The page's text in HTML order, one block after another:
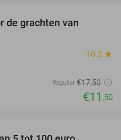
de grachten van
10.0 star
Regulier €17,50
€11 ,50